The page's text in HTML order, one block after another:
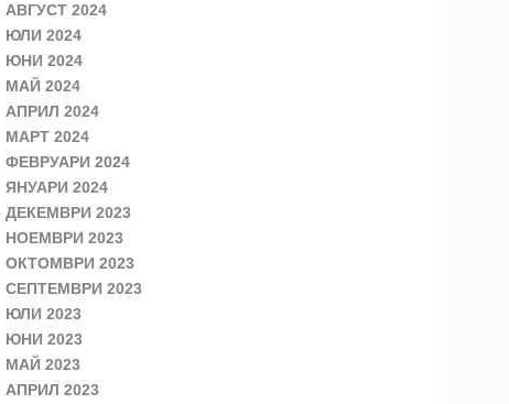
АВГУСТ 2024
ЮЛИ 2024
ЮНИ 2024
МАЙ 2024
АПРИЛ 2024
МАРТ 2024
ФЕВРУАРИ 2024
ЯНУАРИ 2024
ДЕКЕМВРИ 2023
НОЕМВРИ 2023
ОКТОМВРИ 2023
СЕПТЕМВРИ 2023
ЮЛИ 2023
ЮНИ 2023
МАЙ 2023
АПРИЛ 2023